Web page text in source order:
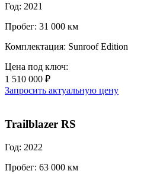
Год: 2021
Пробег: 31 000 км
Комплектация: Sunroof Edition
Цена под ключ:
1 510 000 ₽
Запросить актуальную цену
Trailblazer RS
Год: 2022
Пробег: 63 000 км